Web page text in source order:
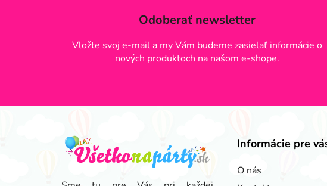
Odoberať newsletter
Vložte svoj e-mail a my Vám budeme zasielať informácie o
nových produktoch na našom e-shope.
Informácie pre
O nás